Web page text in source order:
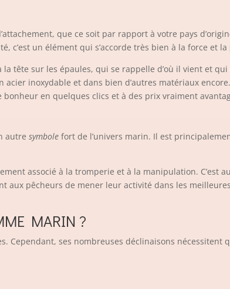
que ce soit par rapport à votre pays
c’est un élément qui s’accorde très bien à la force et la
la tête sur les épaules, qui se rappelle d’où il vient et
inoxydable et dans bien d’autres matériaux
en quelques clics et à des prix vraiment
autresymbole fort de l’univers marin. Il est
associé à la tromperie et à la manipulation. C’est
aux pêcheurs de mener leur activité dans les
MARIN ?
Cependant, ses nombreuses déclinaisons nécessitent